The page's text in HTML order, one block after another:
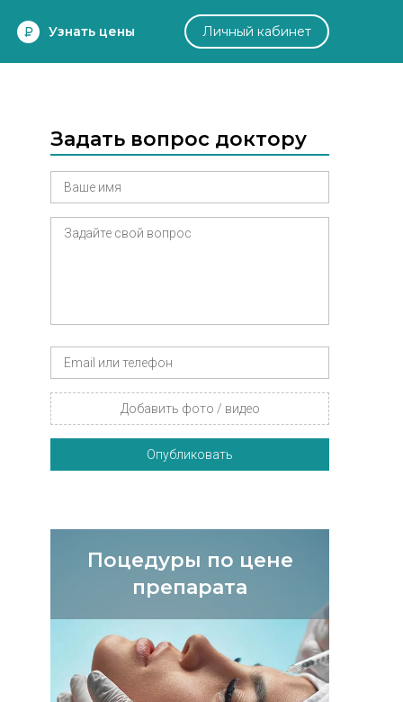
Узнать цены Личный кабинет
Задать вопрос доктору
Добавить фото / видео
Опубликовать
Поцедуры по цене
препарата